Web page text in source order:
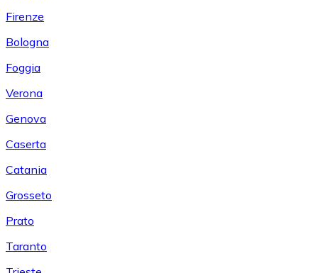
Firenze
Bologna
Foggia
Verona
Genova
Caserta
Catania
Grosseto
Prato
Taranto